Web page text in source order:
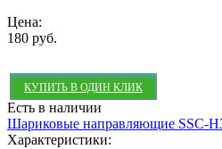
Цена:
180 руб.
КУПИТЬ В ОДИН КЛИК
Есть в наличии
Шариковые направляющие SSC-
Характеристики: